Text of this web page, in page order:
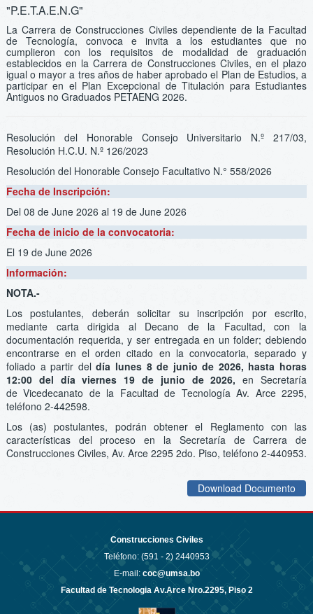
"P.E.T.A.E.N.G"
La Carrera de Construcciones Civiles dependiente de la Facultad
de Tecnología, convoca e invita a los estudiantes que no
cumplieron con los requisitos de modalidad de graduación
establecidos en la Carrera de Construcciones Civiles, en el plazo
igual o mayor a tres años de haber aprobado el Plan de Estudios, a
participar en el Plan Excepcional de Titulación para Estudiantes
Antiguos no Graduados PETAENG 2026.
Resolución del Honorable Consejo Universitario N.º 217/03,
Resolución H.C.U. N.º 126/2023
Resolución del Honorable Consejo Facultativo N.° 558/2026
Fecha de Inscripción:
Del 08 de June 2026 al 19 de June 2026
Fecha de inicio de la convocatoria:
El 19 de June 2026
Información:
NOTA.-
Los postulantes, deberán solicitar su inscripción por escrito,
mediante carta dirigida al Decano de la Facultad, con la
documentación requerida, y ser entregada en un folder; debiendo
encontrarse en el orden citado en la convocatoria, separado y
foliado a partir deldía lunes 8 de junio de 2026, hasta horas
12:00 del día viernes 19 de junio de 2026,en Secretaría
de Vicedecanato de la Facultad de Tecnología Av. Arce 2295,
teléfono 2-442598.
Los (as) postulantes, podrán obtener el Reglamento con las
características del proceso en la Secretaría de Carrera de
Construcciones Civiles, Av. Arce 2295 2do. Piso, teléfono 2-440953.
Download Documento
Construcciones Civiles
Teléfono: (591 - 2) 2440953
E-mail: coc@umsa.bo
Facultad de Tecnologia Av.Arce Nro.2295, Piso 2